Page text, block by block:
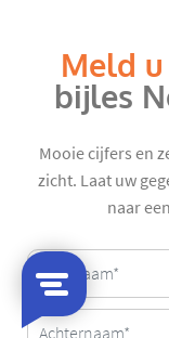
Meld
bijles
Mooie cijfers en
zicht. Laat uw
naar